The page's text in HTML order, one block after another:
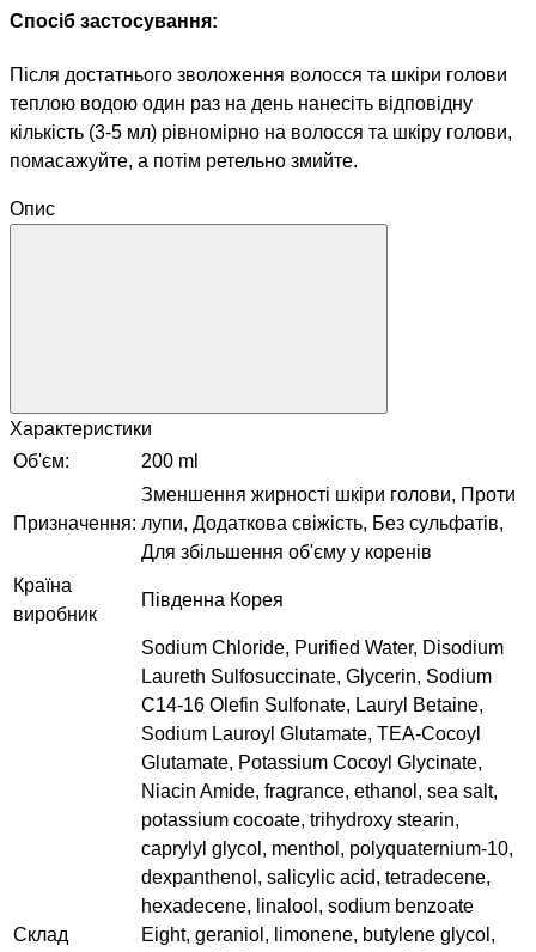
Спосіб застосування:
Після достатнього зволоження волосся та шкіри голови
теплою водою один раз на день нанесіть відповідну
кількість (3-5 мл) рівномірно на волосся та шкіру голови,
помасажуйте, а потім ретельно змийте.
Опис
Характеристики
Об'єм:
200 ml
Призначення:
Зменшення жирності шкіри голови, Проти
лупи, Додаткова свіжість, Без сульфатів,
Для збільшення об'єму у коренів
Країна
виробник
Південна Корея
Склад
Sodium Chloride, Purified Water, Disodium
Laureth Sulfosuccinate, Glycerin, Sodium
C14-16 Olefin Sulfonate, Lauryl Betaine,
Sodium Lauroyl Glutamate, TEA-Cocoyl
Glutamate, Potassium Cocoyl Glycinate,
Niacin Amide, fragrance, ethanol, sea salt,
potassium cocoate, trihydroxy stearin,
caprylyl glycol, menthol, polyquaternium-10,
dexpanthenol, salicylic acid, tetradecene,
hexadecene, linalool, sodium benzoate
Eight, geraniol, limonene, butylene glycol,